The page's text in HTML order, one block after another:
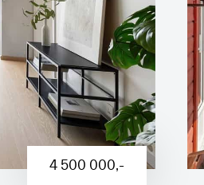
4 500 000,-